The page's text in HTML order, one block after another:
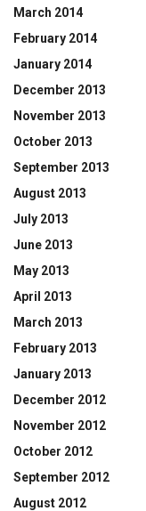
March 2014
February 2014
January 2014
December 2013
November 2013
October 2013
September 2013
August 2013
July 2013
June 2013
May 2013
April 2013
March 2013
February 2013
January 2013
December 2012
November 2012
October 2012
September 2012
August 2012